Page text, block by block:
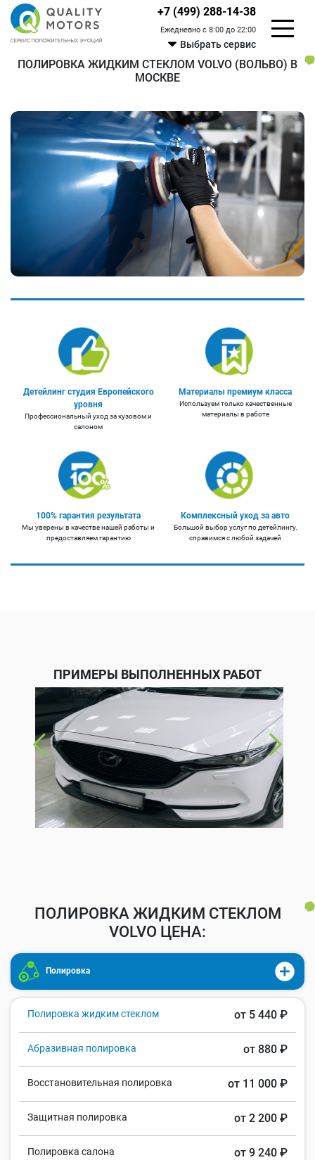
+7 (499) 288-14-38
Ежедневно с 8:00 до 22:00
Выбрать сервис
ПОЛИРОВКА ЖИДКИМ СТЕКЛОМ VOLVO (ВОЛЬВО) В
МОСКВЕ
Детейлинг студия Европейского
уровня
Профессиональный уход за кузовом и
салоном
Материалы премиум класса
Используем только качественные
материалы в работе
100% гарантия результата
Мы уверены в качестве нашей работы и
предоставляем гарантию
Комплексный уход за авто
Большой выбор услуг по детейлингу,
справимся с любой задачей
ПРИМЕРЫ ВЫПОЛНЕННЫХ РАБОТ
ПОЛИРОВКА ЖИДКИМ СТЕКЛОМ
VOLVO ЦЕНА:
Полировка
Полировка жидким стеклом от 5 440 ₽
Абразивная полировка от 880 ₽
Восстановительная полировка от 11 000 ₽
Защитная полировка от 2 200 ₽
Полировка салона от 9 240 ₽